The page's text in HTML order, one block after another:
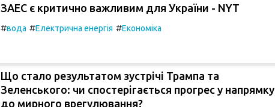
ЗАЕС є критично важливим для України - NYT
#вода #Електрична енергія #Економіка
Що стало результатом зустрічі Трампа та
Зеленського: чи спостерігається прогрес у напрямку
до мирного врегулювання?